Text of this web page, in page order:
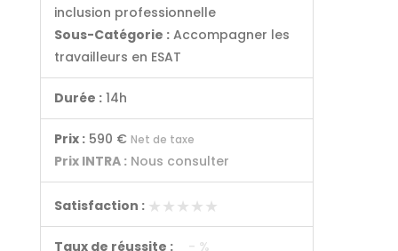
inclusion professionnelle
Sous-Catégorie : Accompagner les
travailleurs en ESAT
Durée :14h
Prix : 590 € Net de taxe
Prix INTRA :Nous consulter
Satisfaction : ★★★★★
★★★★★
Taux de réussite : - %